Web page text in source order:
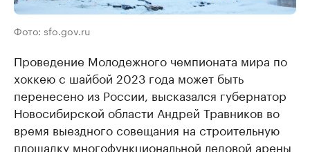
Фото: sfo.gov.ru
Проведение Молодежного чемпионата мира по
хоккею с шайбой 2023 года может быть
перенесено из России, высказался губернатор
Новосибирской области Андрей Травников во
время выездного совещания на строительную
площадку многофункциональной ледовой арены